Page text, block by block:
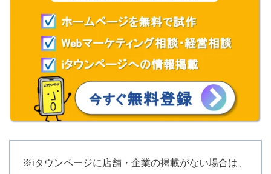
※iタウンページに店舗・企業の掲載がない場合は、